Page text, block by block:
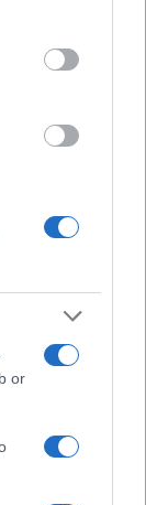
Google
or